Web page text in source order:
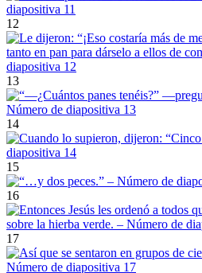
12
13
14
15
16
17